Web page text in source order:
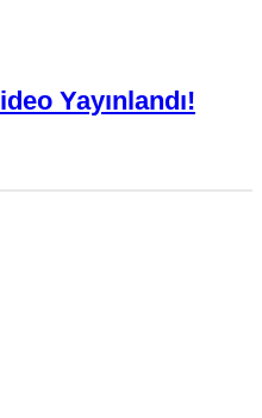
Yayınlandı!